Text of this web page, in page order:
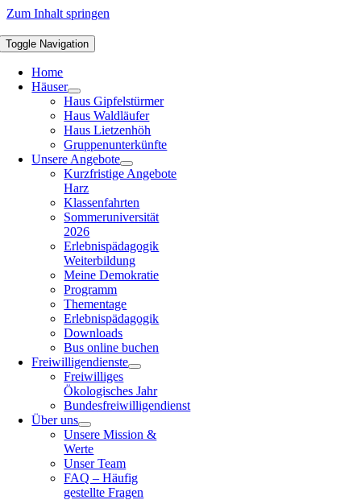
Zum Inhalt springen
Toggle Navigation
Home
Häuser
Haus Gipfelstürmer
Haus Waldläufer
Haus Lietzenhöh
Gruppenunterkünfte
Unsere Angebote
Kurzfristige Angebote
Harz
Klassenfahrten
Sommeruniversität
2026
Erlebnispädagogik
Weiterbildung
Meine Demokratie
Programm
Thementage
Erlebnispädagogik
Downloads
Bus online buchen
Freiwilligendienste
Freiwilliges
Ökologisches Jahr
Bundesfreiwilligendienst
Über uns
Unsere Mission &
Werte
Unser Team
FAQ – Häufig
gestellte Fragen